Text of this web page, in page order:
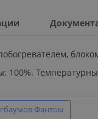
100%.
Фантом